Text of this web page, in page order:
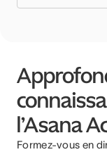
l’Asana
Formez-vous en